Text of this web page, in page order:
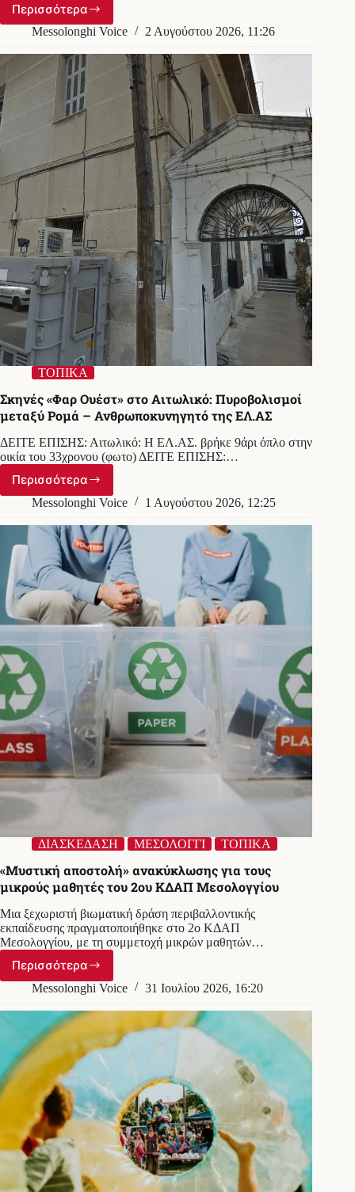
Περισσότερα
Αιτωλικό:
Στα
της
ΕΛ.ΑΣ.
33χρονος
που
φέρεται
εμπλέκεται
στη
συμπλοκή
τους
πυροβολισμούς
Messolonghi Voice 2 Αυγούστου 2026, 11:26
ΤΟΠΙΚΑ
Σκηνές «Φαρ Ουέστ» στο Αιτωλικό: Πυροβολισμοί
μεταξύ Ρομά – Ανθρωποκυνηγητό της ΕΛ.ΑΣ
ΔΕΙΤΕ ΕΠΙΣΗΣ: Αιτωλικό: Η ΕΛ.ΑΣ. βρήκε 9άρι όπλο στην
οικία του 33χρονου (φωτο) ΔΕΙΤΕ ΕΠΙΣΗΣ:…
Περισσότερα
Σκηνές
«Φαρ
στο
Αιτωλικό:
Πυροβολισμοί
μεταξύ
Ρομά
–
Ανθρωποκυνηγητό
Messolonghi Voice 1 Αυγούστου 2026, 12:25
ΔΙΑΣΚΕΔΑΣΗ ΜΕΣΟΛΟΓΓΙ ΤΟΠΙΚΑ
«Μυστική αποστολή» ανακύκλωσης για τους
μικρούς μαθητές του 2ου ΚΔΑΠ Μεσολογγίου
Μια ξεχωριστή βιωματική δράση περιβαλλοντικής
εκπαίδευσης πραγματοποιήθηκε στο 2ο ΚΔΑΠ
Μεσολογγίου, με τη συμμετοχή μικρών μαθητών…
Περισσότερα
«Μυστική
αποστολή»
για
τους
μικρούς
μαθητές
του
2ου
ΚΔΑΠ
Μεσολογγίου
Messolonghi Voice 31 Ιουλίου 2026, 16:20